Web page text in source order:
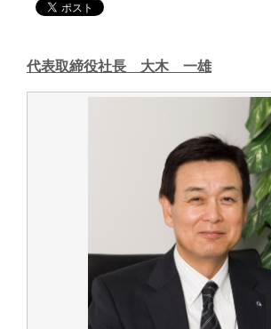
代表取締役社長 大木 一雄